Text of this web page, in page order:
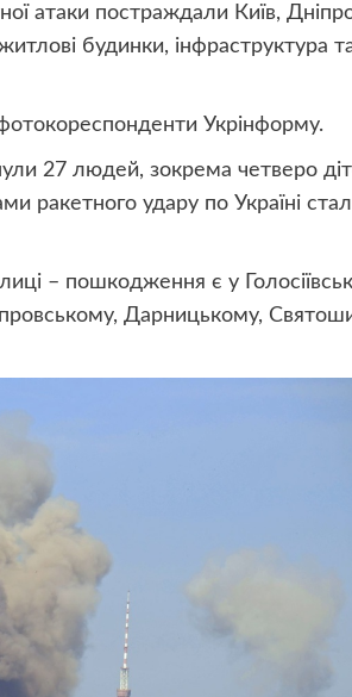
атаки постраждали Київ,
будинки, інфраструктура
Укрінформу.
27 людей, зокрема четверо
ракетного удару по Україні
– пошкодження є у
Дарницькому,